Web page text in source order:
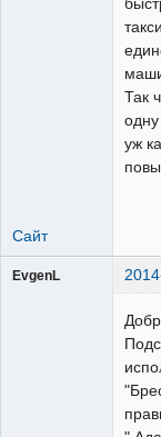
Так
уж
Сайт
EvgenL